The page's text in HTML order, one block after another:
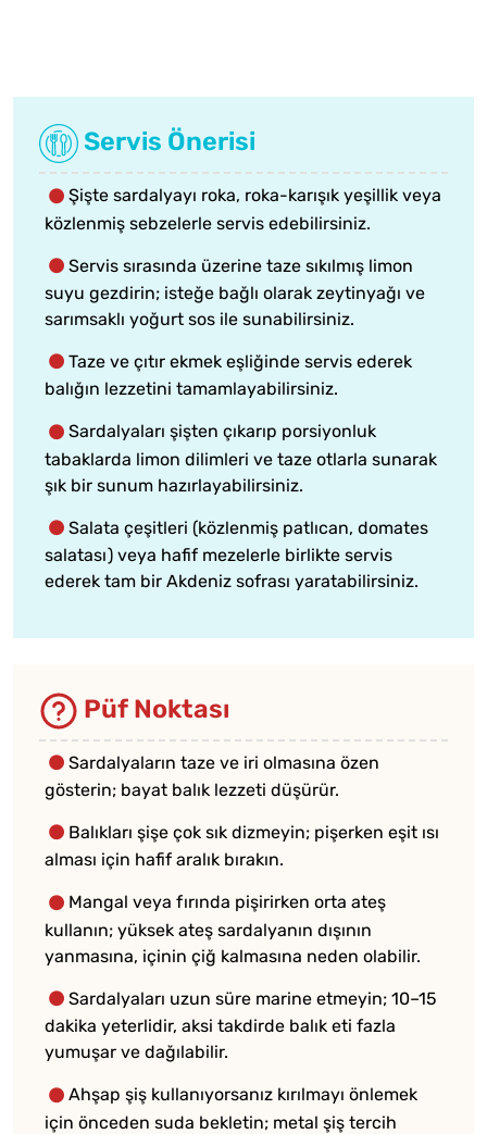
Servis Önerisi
Şişte sardalyayı roka, roka-karışık yeşillik veya
közlenmiş sebzelerle servis edebilirsiniz.
Servis sırasında üzerine taze sıkılmış limon
suyu gezdirin; isteğe bağlı olarak zeytinyağı ve
sarımsaklı yoğurt sos ile sunabilirsiniz.
Taze ve çıtır ekmek eşliğinde servis ederek
balığın lezzetini tamamlayabilirsiniz.
Sardalyaları şişten çıkarıp porsiyonluk
tabaklarda limon dilimleri ve taze otlarla sunarak
şık bir sunum hazırlayabilirsiniz.
Salata çeşitleri (közlenmiş patlıcan, domates
salatası) veya hafif mezelerle birlikte servis
ederek tam bir Akdeniz sofrası yaratabilirsiniz.
Püf Noktası
Sardalyaların taze ve iri olmasına özen
gösterin; bayat balık lezzeti düşürür.
Balıkları şişe çok sık dizmeyin; pişerken eşit ısı
alması için hafif aralık bırakın.
Mangal veya fırında pişirirken orta ateş
kullanın; yüksek ateş sardalyanın dışının
yanmasına, içinin çiğ kalmasına neden olabilir.
Sardalyaları uzun süre marine etmeyin; 10–15
dakika yeterlidir, aksi takdirde balık eti fazla
yumuşar ve dağılabilir.
Ahşap şiş kullanıyorsanız kırılmayı önlemek
için önceden suda bekletin; metal şiş tercih